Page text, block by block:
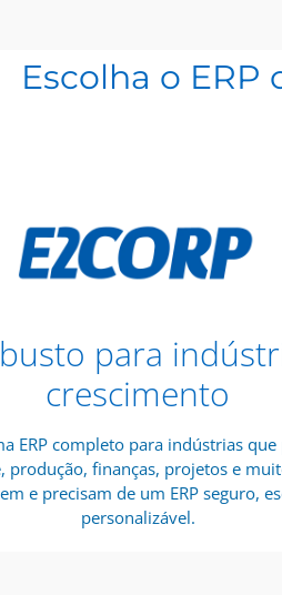
Escolha o
para
crescimento
ERP completo para indústrias
produção, finanças, projetos e
e precisam de um ERP seguro,
personalizável.